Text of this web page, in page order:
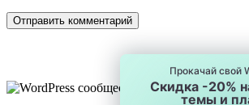
Прокачай свой
Скидка -20%
темы и